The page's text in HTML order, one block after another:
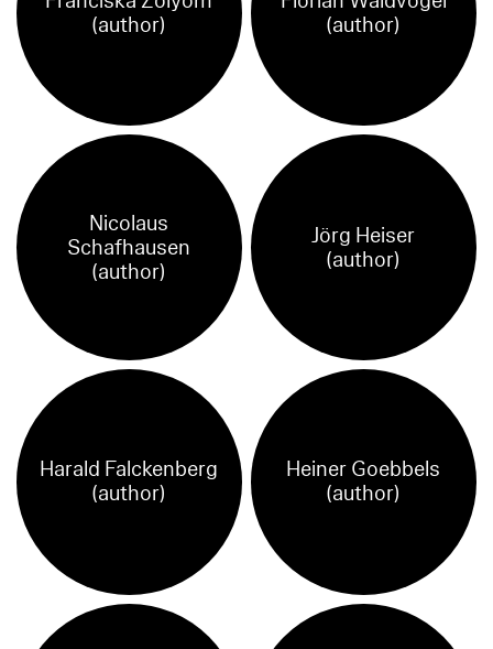
(author)
(author)
Nicolaus
Schafhausen
(author)
Jörg Heiser
(author)
Harald Falckenberg
(author)
Heiner Goebbels
(author)